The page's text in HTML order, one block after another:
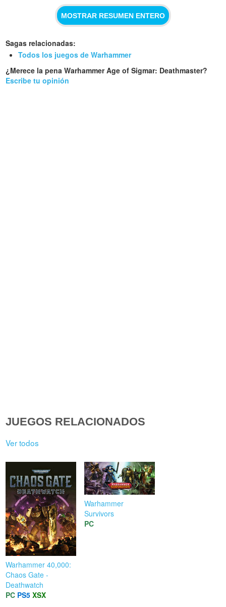
MOSTRAR RESUMEN ENTERO
Sagas relacionadas:
Todos los juegos de Warhammer
¿Merece la pena Warhammer Age of Sigmar: Deathmaster?
Escribe tu opinión
JUEGOS RELACIONADOS
Ver todos
Warhammer 40,000:
Chaos Gate -
Deathwatch
PC PS5 XSX
Warhammer
Survivors
PC